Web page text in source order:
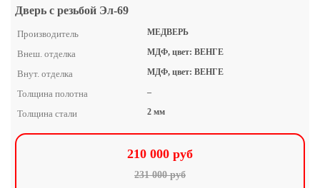
Дверь с резьбой Эл-69
Производитель МЕДВЕРЬ
Внеш. отделка МДФ, цвет: ВЕНГЕ
Внут. отделка МДФ, цвет: ВЕНГЕ
Толщина полотна –
Толщина стали 2 мм
210 000 руб
231 000 руб